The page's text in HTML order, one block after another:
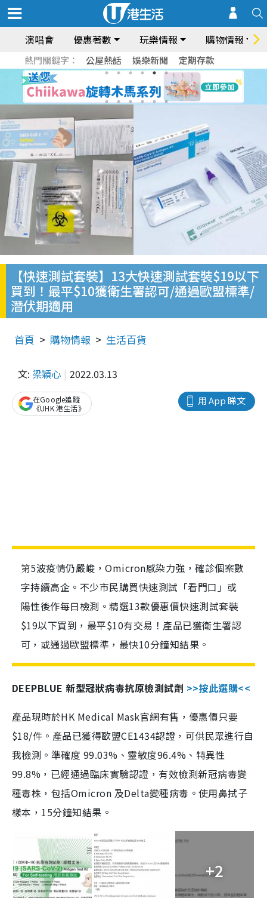
演唱會 優惠著數 玩樂情報 購物情報
熱門關鍵字： 公屋熱話 娛樂新聞 定期存款
【快速測試套裝】13大快速測試套裝$19以下
買到！最平$10獲衛生署認可/通過歐盟標準/
潛伏期適用
首頁 購物情報 生活百貨
文: 梁穎心 2022.03.13
用 App 睇文
在Google追蹤
《UHK 港生活》
第5波疫情仍嚴峻，Omicron感染力強，確診個案數
字持續高企。不少市民購買快速測試「看門口」或
陽性後作每日檢測。精選13款優惠價快速測試套裝
$19以下買到，最平$10有交易！產品已獲衛生署認
可，或通過歐盟標準，最快10分鐘知結果。
DEEPBLUE 新型冠狀病毒抗原檢測試劑 >>按此選購<<
產品現時於HK Medical Mask官網有售，優惠價只要
$18/件。產品已獲得歐盟CE1434認證，可供民眾進行自
我檢測。準確度 99.03%、靈敏度96.4%、特異性
99.8%，已經通過臨床實驗認證，有效檢測新冠病毒變
種毒株，包括Omicron 及Delta變種病毒。使用鼻拭子
樣本，15分鐘知結果。
+2